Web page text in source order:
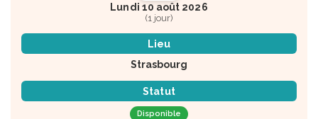
Lundi 10 août 2026
(1 jour)
Lieu
Strasbourg
Statut
Disponible